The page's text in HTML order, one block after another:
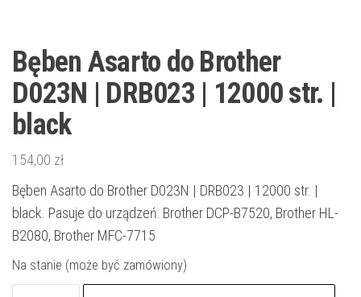
Bęben Asarto do Brother
D023N | DRB023 | 12000 str. |
black
154,00 zł
Bęben Asarto do Brother D023N | DRB023 | 12000 str. |
black. Pasuje do urządzeń: Brother DCP-B7520, Brother HL-
B2080, Brother MFC-7715
Na stanie (może być zamówiony)